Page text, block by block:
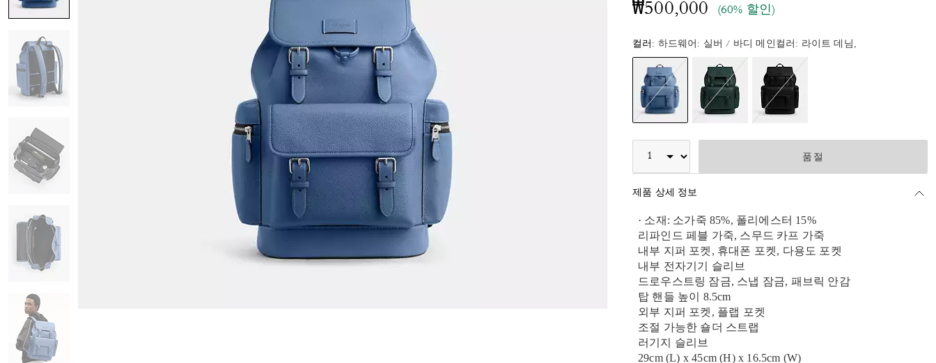
₩500,000 (60% 할인)
컬러: 하드웨어: 실버 / 바디 메인컬러: 라이트 데님,
품절
제품 상세 정보
· 소재: 소가죽 85%, 폴리에스터 15%
리파인드 페블 가죽, 스무드 카프 가죽
내부 지퍼 포켓, 휴대폰 포켓, 다용도 포켓
내부 전자기기 슬리브
드로우스트링 잠금, 스냅 잠금, 패브릭 안감
탑 핸들 높이 8.5cm
외부 지퍼 포켓, 플랩 포켓
조절 가능한 숄더 스트랩
러기지 슬리브
29cm (L) x 45cm (H) x 16.5cm (W)